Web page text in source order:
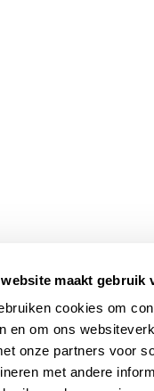
website maakt gebruik
cookies om
en om ons
onze partners voor
met andere